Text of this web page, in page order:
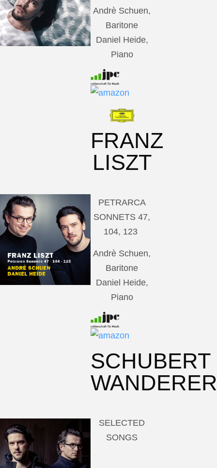
Andrè Schuen,
Baritone
Daniel Heide,
Piano
FRANZ
LISZT
PETRARCA
SONNETS 47,
104, 123
Andrè Schuen,
Baritone
Daniel Heide,
Piano
SCHUBERT
WANDERER
SELECTED
SONGS